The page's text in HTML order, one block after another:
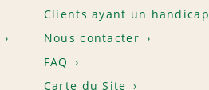
Clients ayant un handicap
Nous contacter
FAQ
Carte du Site